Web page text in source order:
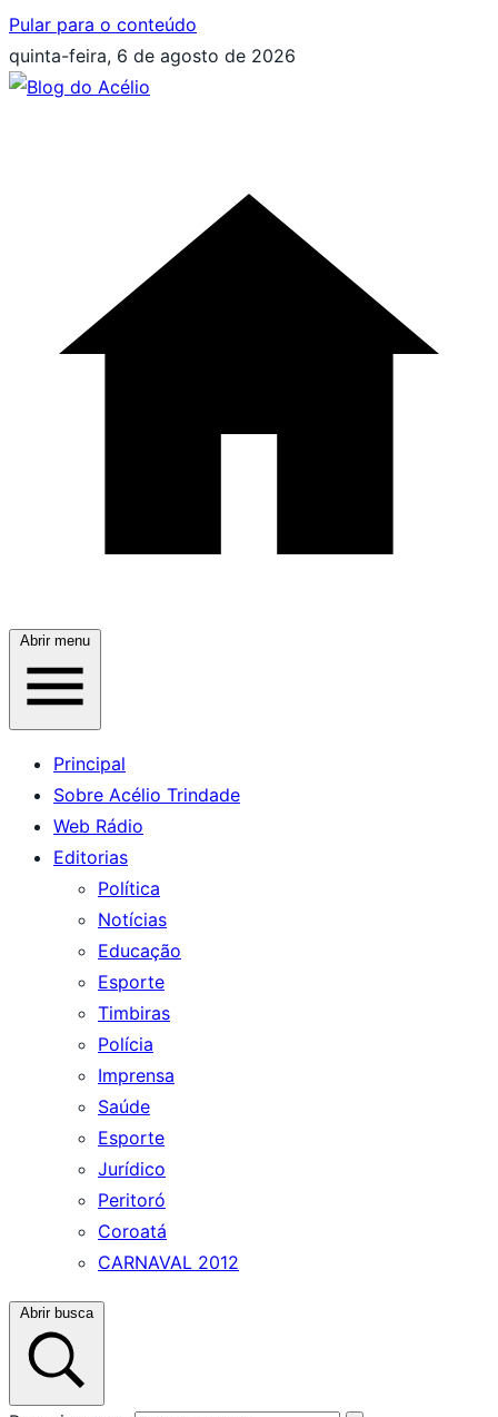
Pular para o conteúdo
quinta-feira, 6 de agosto de 2026
Abrir menu
Principal
Sobre Acélio Trindade
Web Rádio
Editorias
Política
Notícias
Educação
Esporte
Timbiras
Polícia
Imprensa
Saúde
Esporte
Jurídico
Peritoró
Coroatá
CARNAVAL 2012
Abrir busca